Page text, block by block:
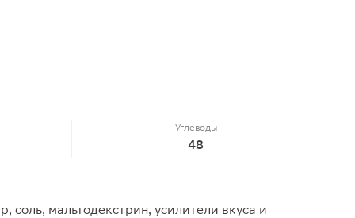
Углеводы
48
мальтодекстрин, усилители вкуса и